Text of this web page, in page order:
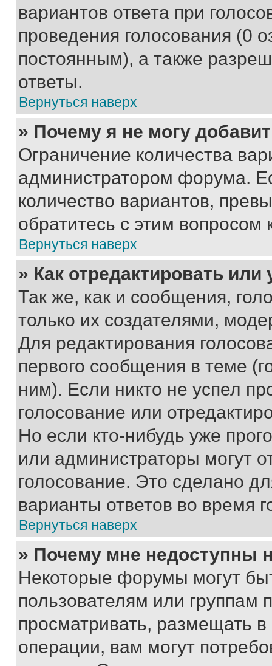
вариантов ответа при
проведения голосования (0
постоянным), а также
ответы.
Вернуться наверх
» Почему я не могу
Ограничение количества
администратором форума.
количество вариантов,
обратитесь с этим вопросом
Вернуться наверх
» Как отредактировать
Так же, как и сообщения,
только их создателями,
Для редактирования
первого сообщения в теме
ним). Если никто не успел
голосование или
Но если кто-нибудь уже
или администраторы могут
голосование. Это сделано
варианты ответов во время
Вернуться наверх
» Почему мне недоступны
Некоторые форумы могут
пользователям или группам
просматривать, размещать
операции, вам могут